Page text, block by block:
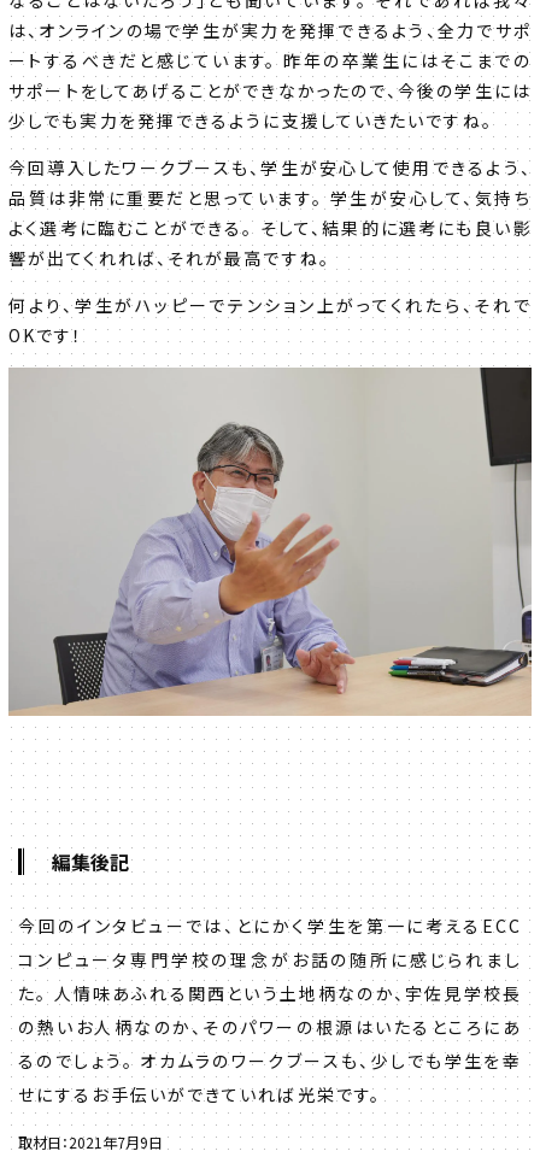
は、オンラインの場で学生が実力を発揮できるよう、全力でサポ
ートするべきだと感じています。 昨年の卒業生にはそこまでの
サポートをしてあげることができなかったので、今後の学生には
少しでも実力を発揮できるように支援していきたいですね。
今回導入したワークブースも、学生が安心して使用できるよう、
品質は非常に重要だと思っています。 学生が安心して、気持ち
よく選考に臨むことができる。 そして、結果的に選考にも良い影
響が出てくれれば、それが最高ですね。
何より、学生がハッピーでテンション上がってくれたら、それで
OKです！
編集後記
今回のインタビューでは、とにかく学生を第一に考えるECC
コンピュータ専門学校の理念がお話の随所に感じられまし
た。 人情味あふれる関西という土地柄なのか、宇佐見学校長
の熱いお人柄なのか、そのパワーの根源はいたるところにあ
るのでしょう。 オカムラのワークブースも、少しでも学生を幸
せにするお手伝いができていれば光栄です。
取材日：2021年7月9日